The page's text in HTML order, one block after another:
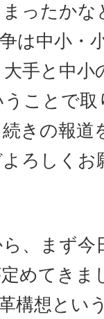
ったかな
は中小・
手と中小
ことで
きの報道
ろしくお
、まず今
めてきま
構想とい